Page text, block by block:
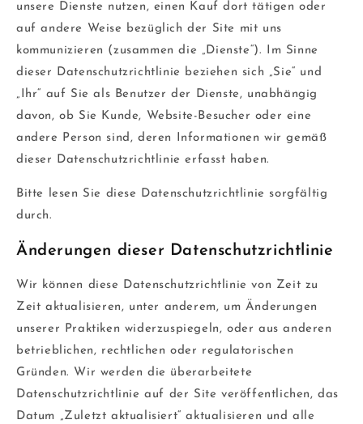
unsere Dienste nutzen, einen Kauf dort tätigen oder
auf andere Weise bezüglich der Site mit uns
kommunizieren (zusammen die „Dienste“). Im Sinne
dieser Datenschutzrichtlinie beziehen sich „Sie“ und
„Ihr“ auf Sie als Benutzer der Dienste, unabhängig
davon, ob Sie Kunde, Website-Besucher oder eine
andere Person sind, deren Informationen wir gemäß
dieser Datenschutzrichtlinie erfasst haben.
Bitte lesen Sie diese Datenschutzrichtlinie sorgfältig
durch.
Änderungen dieser Datenschutzrichtlinie
Wir können diese Datenschutzrichtlinie von Zeit zu
Zeit aktualisieren, unter anderem, um Änderungen
unserer Praktiken widerzuspiegeln, oder aus anderen
betrieblichen, rechtlichen oder regulatorischen
Gründen. Wir werden die überarbeitete
Datenschutzrichtlinie auf der Site veröffentlichen, das
Datum „Zuletzt aktualisiert“ aktualisieren und alle